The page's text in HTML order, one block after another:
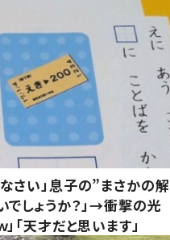
さい」息子の”まさかの解
しょうか？」→衝撃の光
「天才だと思います」